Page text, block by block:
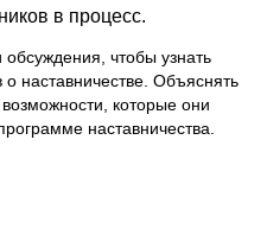
в процесс.
чтобы узнать
о наставничестве. Объяснять
которые они
наставничества.